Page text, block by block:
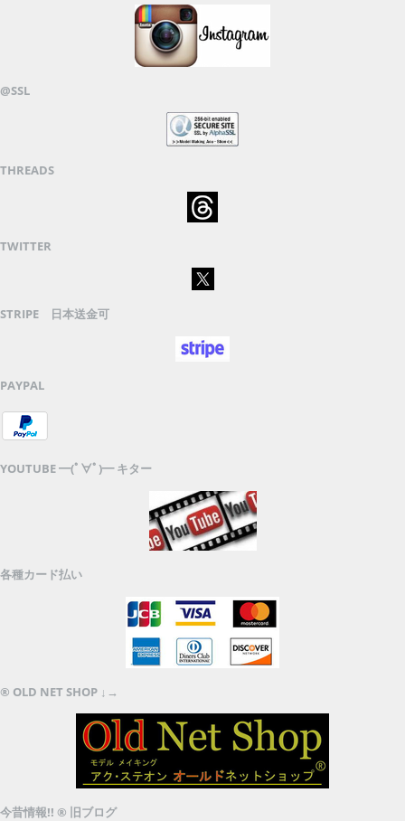
@SSL
THREADS
TWITTER
STRIPE 日本送金可
PAYPAL
YOUTUBE ━(ﾟ∀ﾟ)━ キター
各種カード払い
® OLD NET SHOP ↓→
今昔情報!! ® 旧ブログ